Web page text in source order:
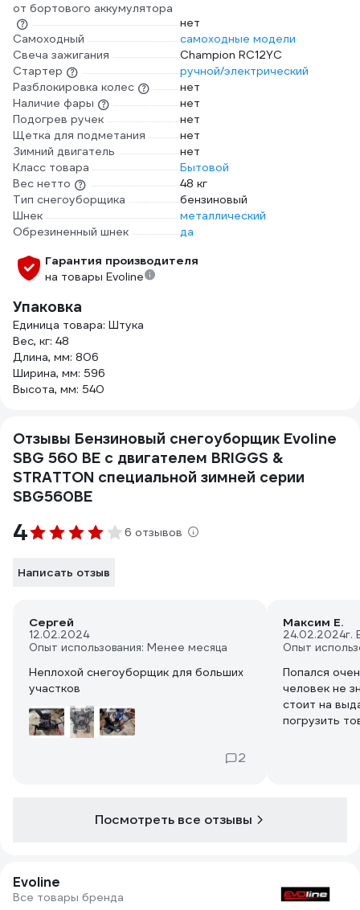
от бортового аккумулятора
нет
Самоходный
самоходные модели
Свеча зажигания
Champion RC12YC
Стартер
ручной/электрический
Разблокировка колес
нет
Наличие фары
нет
Подогрев ручек
нет
Щетка для подметания
нет
Зимний двигатель
нет
Класс товара
Бытовой
Вес нетто
48 кг
Тип снегоуборщика
бензиновый
Шнек
металлический
Обрезиненный шнек
да
Гарантия производителя
на товары Evoline
Упаковка
Единица товара: Штука
Вес, кг: 48
Длина, мм: 806
Ширина, мм: 596
Высота, мм: 540
Отзывы Бензиновый снегоуборщик Evoline
SBG 560 BE с двигателем BRIGGS &
STRATTON специальной зимней серии
SBG560BE
4 6 отзывов
Написать отзыв
Сергей
12.02.2024
Опыт использования: Менее месяца
Неплохой снегоуборщик для больших
участков
2
Максим Е.
24.02.2024г.
Опыт
Попался
человек не
стоит на
погрузить
Посмотреть все отзывы
Evoline
Все товары бренда